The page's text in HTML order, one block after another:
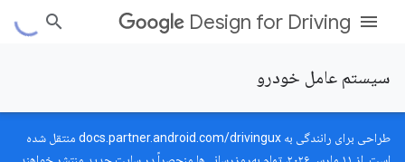
Design for Driving
سیستم عامل خودرو
طراحی برای رانندگی به docs.partner.android.com/drivingux منتقل شده